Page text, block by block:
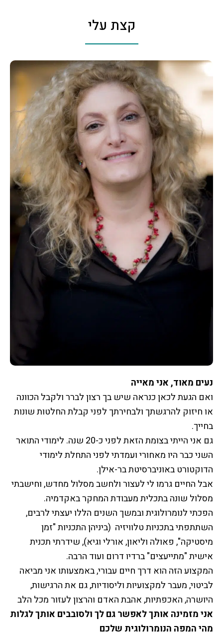
קצת עלי
נעים מאוד, אני מאייה
ואם הגעת לכאן כנראה שיש בך רצון לברר ולקבל הכוונה
או חיזוק להרגשתך ולבחירתך לפני קבלת החלטות שונות
בחייך.
גם אני הייתי בצומת הזאת לפני כ-20 שנה. לימודי התואר
השני כבר היו מאחורי ועמדתי לפני התחלת לימודי
הדוקטורט באוניברסיטת בר-אילן.
אבל החיים גרמו לי לעצור ולחשב מסלול מחדש, וחישבתי
מסלול שונה בתכלית מעבודת המחקר באקדמיה.
הפכתי לנומרולוגית ובמשך השנים הללו יעצתי לרבים,
השתתפתי בתכניות טלוויזיה (ביניהן התכניות "זמן
מיסטיקה", פאולה וליאון, אורלי וגיא), שידרתי תכנית
אישית "מתייעצים" ברדיו דרום ועוד הרבה.
המקצוע הזה הוא דרך חיים עבורי, באמצעותו אני מביאה
לביטוי, מעבר למקצועיות וליסודיות, גם את הרגישות,
היושרה, האכפתיות, אהבת האדם והרצון לעזור מכל הלב
אני מזמינה אותך לאפשר גם לך ולסובבים אותך לגלות
מהי המפה הנומרולוגית שלכם